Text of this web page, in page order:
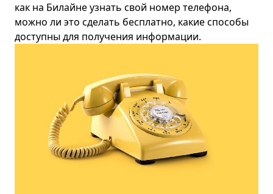
как на Билайне узнать свой номер телефона,
можно ли это сделать бесплатно, какие способы
доступны для получения информации.